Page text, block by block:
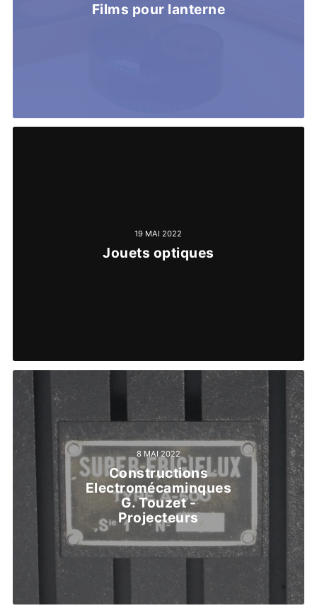
Films pour lanterne
19 MAI 2022
Jouets optiques
8 MAI 2022
Constructions
Electromécaminques
G. Touzet -
Projecteurs